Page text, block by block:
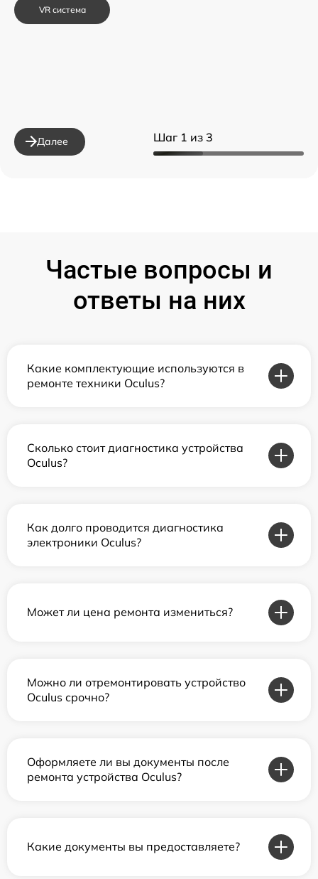
Шаг 1 из 3
VR система
Далее
Частые вопросы и
ответы на них
Какие комплектующие используются в
ремонте техники Oculus?
Сколько стоит диагностика устройства
Oculus?
Как долго проводится диагностика
электроники Oculus?
Может ли цена ремонта измениться?
Можно ли отремонтировать устройство
Oculus срочно?
Оформляете ли вы документы после
ремонта устройства Oculus?
Какие документы вы предоставляете?